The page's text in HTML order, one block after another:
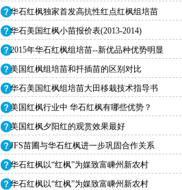
华石红枫独家首发高抗性红点红枫组培苗
华石美国红枫小苗报价表(2013-2014)
2015年华石红枫组培苗--新优品种优势明显
美国红枫组培苗和扦插苗的区别对比
华石美国红枫组培苗大田移栽技术指导书
美国红枫行业中 华石红枫有哪些优势？
美国红枫夕阳红的观赏效果最好
JFS苗圃与华石红枫进一步巩固合作关系
华石红枫以“红枫”为媒致富嵊州新农村
华石红枫以“红枫”为媒致富嵊州新农村